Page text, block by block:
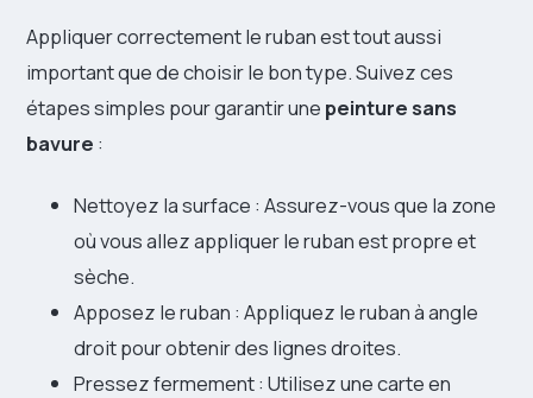
Appliquer correctement le ruban est tout aussi
important que de choisir le bon type. Suivez ces
étapes simples pour garantir une peinture sans
bavure :
Nettoyez la surface : Assurez-vous que la zone
où vous allez appliquer le ruban est propre et
sèche.
Apposez le ruban : Appliquez le ruban à angle
droit pour obtenir des lignes droites.
Pressez fermement : Utilisez une carte en